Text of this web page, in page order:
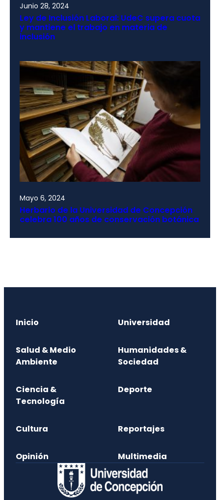
Junio 28, 2024
Ley de Inclusión Laboral: UdeC supera cuota
y mantiene el trabajo en materia de
inclusión
Mayo 6, 2024
Herbario de la Universidad de Concepción
celebra 100 años de conservación botánica
Inicio Universidad
Salud & Medio
Ambiente
Humanidades &
Sociedad
Ciencia &
Tecnología
Deporte
Cultura Reportajes
Opinión Multimedia